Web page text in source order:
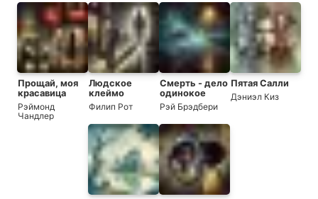
Прощай, моя
красавица
Рэймонд
Чандлер
Людское
клеймо
Филип Рот
Смерть - дело
одинокое
Рэй Брэдбери
Пятая Салли
Дэниэл Киз